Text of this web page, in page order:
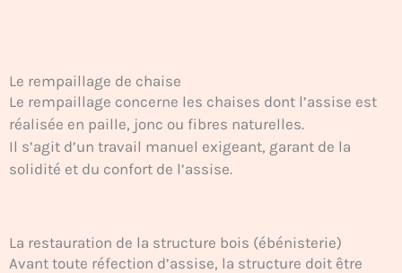
Le rempaillage de chaise
Le rempaillage concerne les chaises dont l’assise est
réalisée en paille, jonc ou fibres naturelles.
Il s’agit d’un travail manuel exigeant, garant de la
solidité et du confort de l’assise.
La restauration de la structure bois (ébénisterie)
Avant toute réfection d’assise, la structure doit être